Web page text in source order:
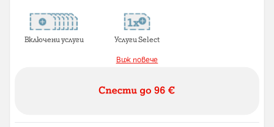
Включени услуги Услуги Select
Виж повече